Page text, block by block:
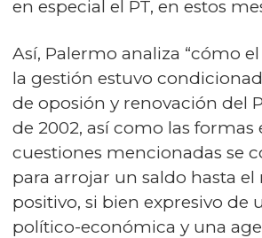
en especial el PT, en estos
Así, Palermo analiza “cómo
la gestión estuvo
de oposión y renovación del
de 2002, así como las formas
cuestiones mencionadas se
para arrojar un saldo hasta
positivo, si bien expresivo de
político-económica y una